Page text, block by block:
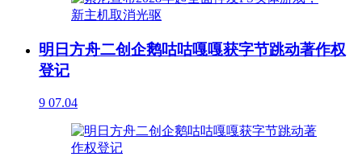
明日方舟二创企鹅咕咕嘎嘎获字节跳动著作权
登记
9 07.04